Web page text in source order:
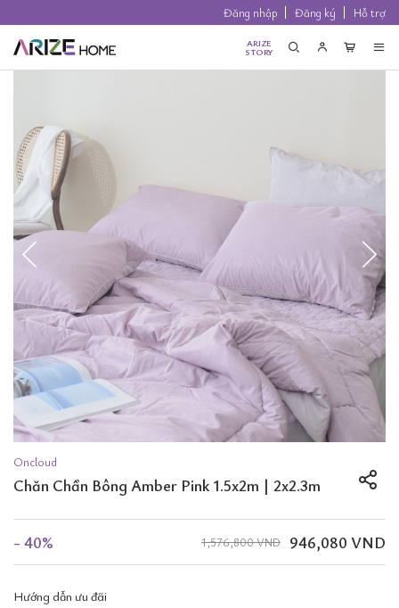
Đăng nhập Đăng ký Hỗ trợ
ARIZE
STORY
Oncloud
Chăn Chần Bông Amber Pink 1.5x2m | 2x2.3m
- 40% 946,080 VND
1,576,800 VND
Hướng dẫn ưu đãi